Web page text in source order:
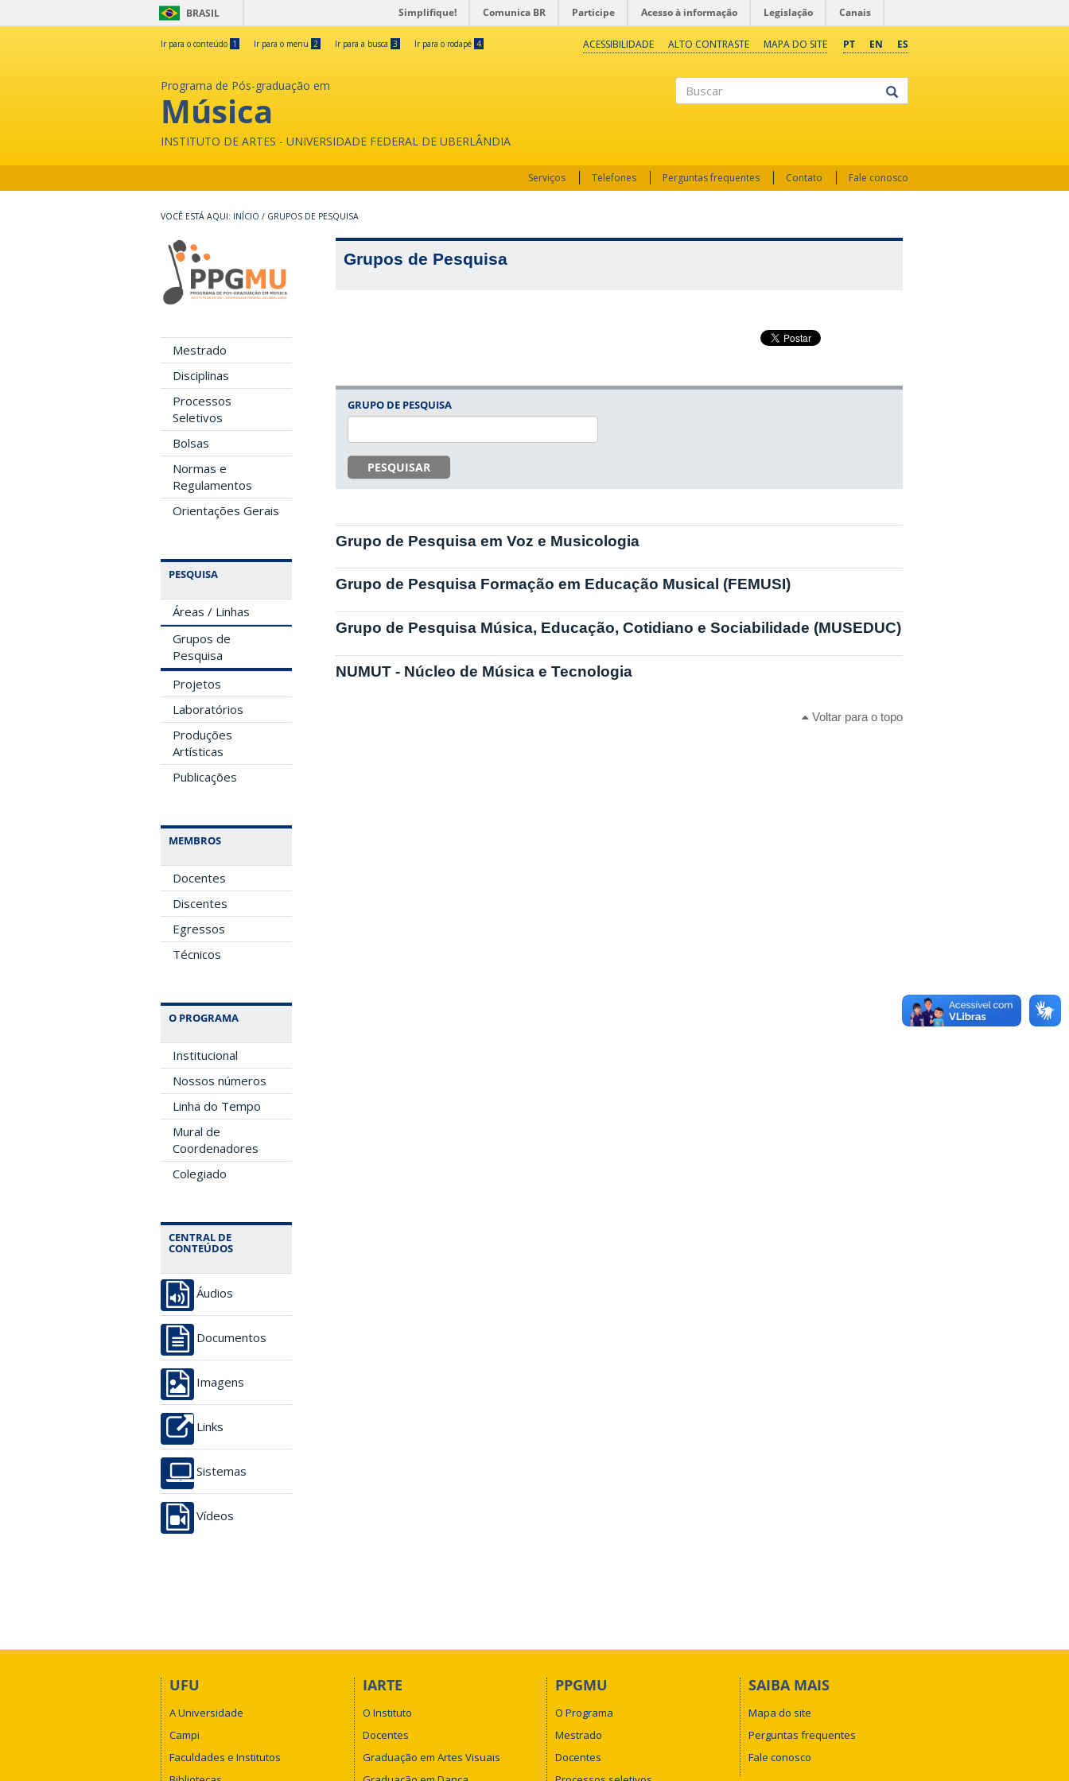
BRASIL Simplifique! Comunica BR Participe Acesso à informação Legislação Canais
Ir para o conteúdo 1 Ir para o menu 2 Ir para a busca 3 Ir para o rodapé 4 PT EN ES
ACESSIBILIDADE ALTO CONTRASTE MAPA DO SITE
Programa de Pós-graduação em
Música
INSTITUTO DE ARTES - UNIVERSIDADE FEDERAL DE UBERLÂNDIA
Serviços Telefones Perguntas frequentes Contato Fale conosco
INÍCIO / GRUPOS DE PESQUISA
Mestrado
Disciplinas
Processos
Seletivos
Bolsas
Normas e
Regulamentos
Orientações Gerais
PESQUISA
Áreas / Linhas
Grupos de
Pesquisa
Projetos
Laboratórios
Produções
Artísticas
Publicações
MEMBROS
Docentes
Discentes
Egressos
Técnicos
O PROGRAMA
Institucional
Nossos números
Linha do Tempo
Mural de
Coordenadores
Colegiado
CENTRAL DE
CONTEÚDOS
Áudios
Documentos
Imagens
Links
Sistemas
Vídeos
Grupos de Pesquisa
GRUPO DE PESQUISA
PESQUISAR
Grupo de Pesquisa em Voz e Musicologia
Grupo de Pesquisa Formação em Educação Musical (FEMUSI)
Grupo de Pesquisa Música, Educação, Cotidiano e Sociabilidade (MUSEDUC)
NUMUT - Núcleo de Música e Tecnologia
Voltar para o topo
UFU
A Universidade
Campi
Faculdades e Institutos
IARTE
O Instituto
Docentes
Graduação em Artes Visuais
PPGMU
O Programa
Mestrado
Docentes
SAIBA MAIS
Mapa do site
Perguntas frequentes
Fale conosco